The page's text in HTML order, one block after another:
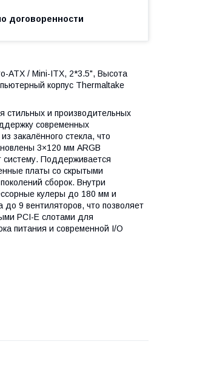
договоренности
ATX / Mini-ITX, 2*3.5", Высота
корпус Thermaltake
стильных и производительных
современных
закалённого стекла, что
3×120 мм ARGB
систему. Поддерживается
платы со скрытыми
сборок. Внутри
кулеры до 180 мм и
9 вентиляторов, что позволяет
PCI-E слотами для
питания и современной I/O